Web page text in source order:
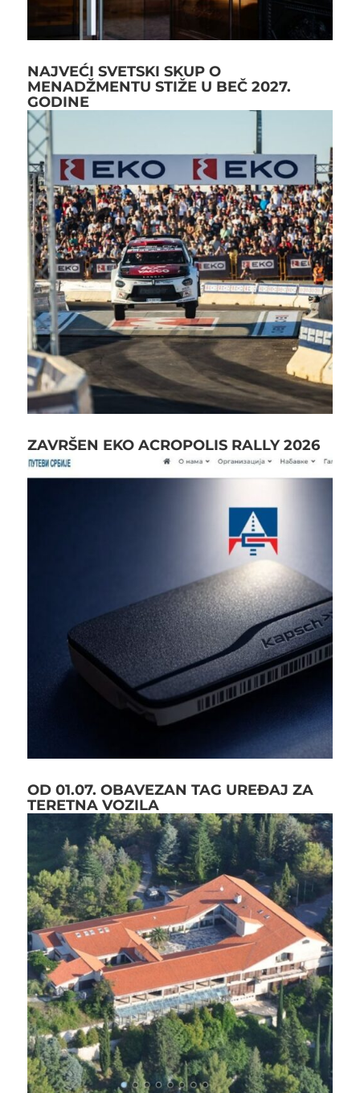
NAJVEĆI SVETSKI SKUP O
MENADŽMENTU STIŽE U BEČ 2027.
GODINE
ZAVRŠEN EKO ACROPOLIS RALLY 2026
OD 01.07. OBAVEZAN TAG UREĐAJ ZA
TERETNA VOZILA